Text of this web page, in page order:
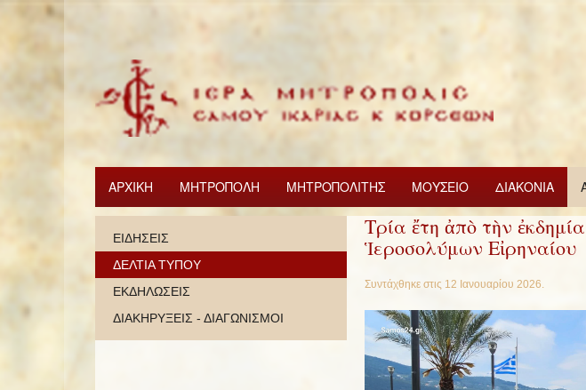
ΑΡΧΙΚΗ ΜΗΤΡΟΠΟΛΗ ΜΗΤΡΟΠΟΛΙΤΗΣ ΜΟΥΣΕΙΟ ΔΙΑΚΟΝΙΑ
Τρία ἔτη ἀπὸ τὴν
Ἱεροσολύμων Εἰρηναίου
Συντάχθηκε στις 12 Ιανουαρίου 2026.
ΕΙΔΗΣΕΙΣ
ΔΕΛΤΙΑ ΤΥΠΟΥ
ΕΚΔΗΛΩΣΕΙΣ
ΔΙΑΚΗΡΥΞΕΙΣ - ΔΙΑΓΩΝΙΣΜΟΙ